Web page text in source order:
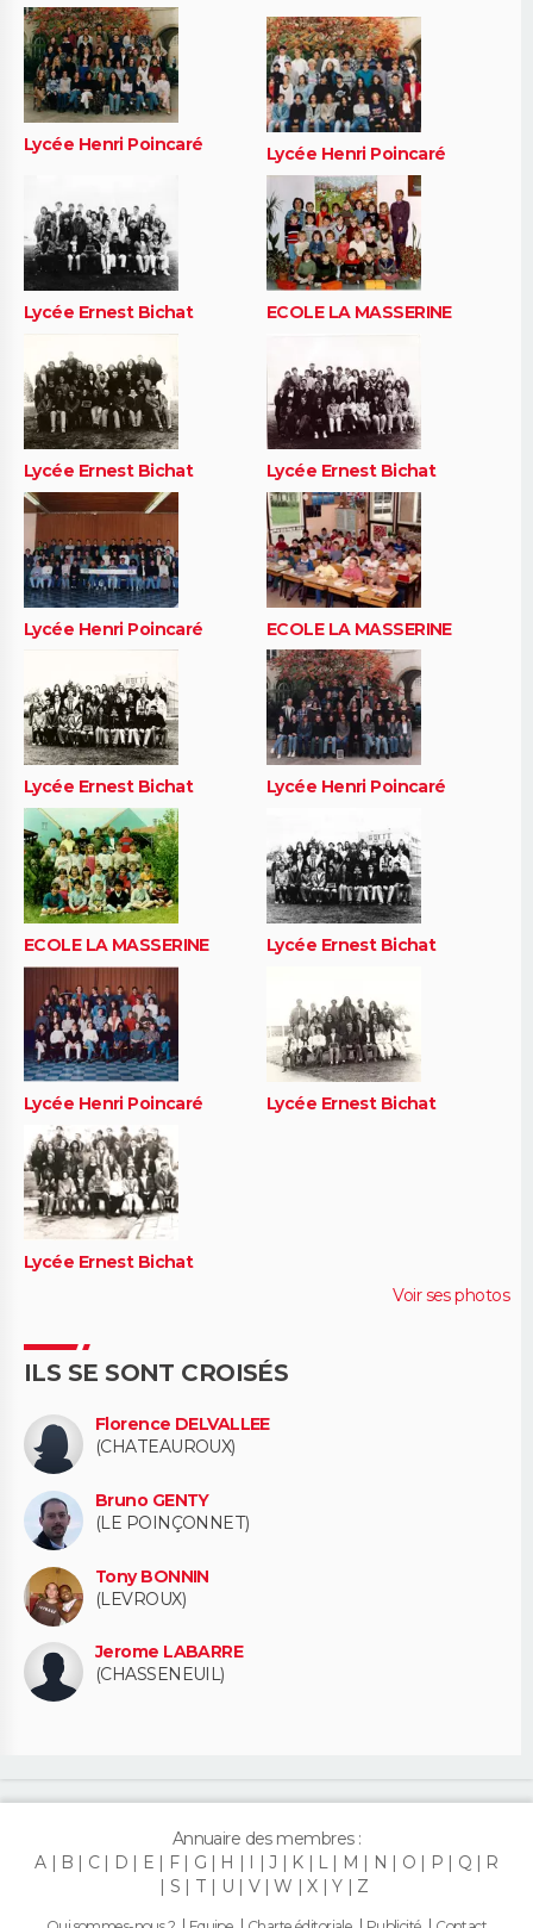
Lycée Henri Poincaré Lycée Henri Poincaré
Lycée Ernest Bichat ECOLE LA MASSERINE
Lycée Ernest Bichat Lycée Ernest Bichat
Lycée Henri Poincaré ECOLE LA MASSERINE
Lycée Ernest Bichat Lycée Henri Poincaré
ECOLE LA MASSERINE Lycée Ernest Bichat
Lycée Henri Poincaré Lycée Ernest Bichat
Lycée Ernest Bichat
Voir ses photos
ILS SE SONT CROISÉS
Florence DELVALLEE
(CHATEAUROUX)
Bruno GENTY
(LE POINÇONNET)
Tony BONNIN
(LEVROUX)
Jerome LABARRE
(CHASSENEUIL)
Annuaire des membres :
A
B C D E F G H J K L M N O P Q
R
S
T U V W X Y Z